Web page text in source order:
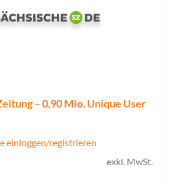
– 0,90 Mio. Unique User
einloggen/registrieren
exkl. MwSt.